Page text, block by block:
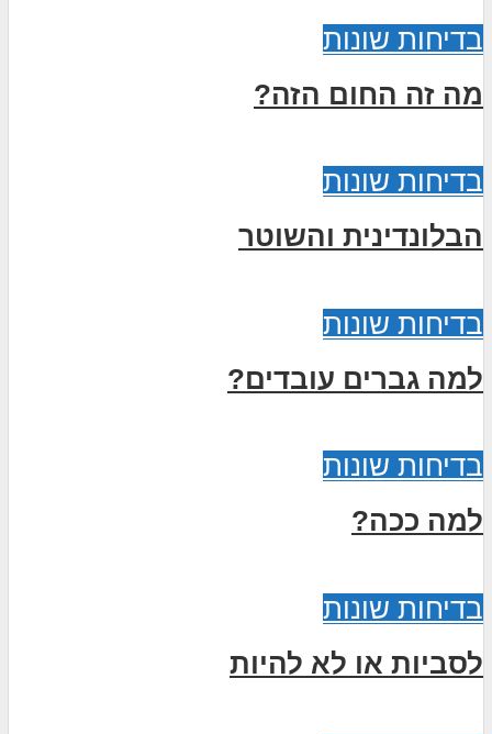
בדיחות שונות
מה זה החום הזה?
בדיחות שונות
הבלונדינית והשוטר
בדיחות שונות
למה גברים עובדים?
בדיחות שונות
למה ככה?
בדיחות שונות
לסביות או לא להיות